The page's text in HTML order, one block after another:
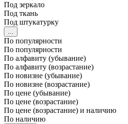
Под зеркало
Под ткань
Под штукатурку
...
По популярности
По популярности
По алфавиту (убывание)
По алфавиту (возрастание)
По новизне (убывание)
По новизне (возрастание)
По цене (убывание)
По цене (возрастание)
По цене (возрастание) и наличию
По наличию